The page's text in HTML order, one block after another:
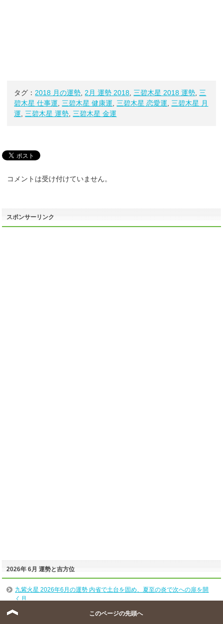
タグ： 2018 月の運勢 2月 運勢 2018 三碧木星 2018 運勢 三
碧木星 仕事運
三碧木星 健康運 三碧木星 恋愛運
三碧木星 月
運
三碧木星 運勢 三碧木星 金運
コメントは受け付けていません。
スポンサーリンク
2026年 6月 運勢と吉方位
九紫火星 2026年6月の運勢 内省で土台を固め、夏至の炎で次への扉を開
く月
八白土星 2026年6月の運勢 異次元のパワー夏至の転換点！古い自分を手
このページの先頭へ